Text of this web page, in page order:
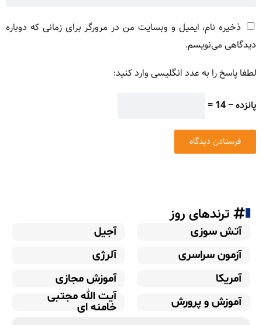
ذخیره نام، ایمیل و وبسایت من در مرورگر برای زمانی که دوباره
دیدگاهی می‌نویسم.
لطفا پاسخ را به عدد انگلیسی وارد کنید:
پانزده − 14 =
ترندهای روز
آتش سوزی
آجیل
آزمون سراسری
آلرژی
آمریکا
آموزش مجازی
آموزش و پرورش
آیت الله مجتبی
خامنه ای